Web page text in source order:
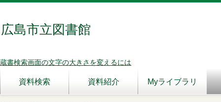
広島市立図書館
蔵書検索画面の文字の大きさを変えるには
資料検索 資料紹介 Myライブラリ